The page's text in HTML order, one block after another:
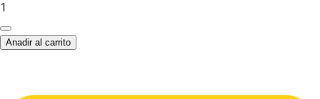
1
Anadir al carrito